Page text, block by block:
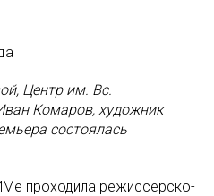
Центр им. Вс.
Комаров, художник
состоялась
проходила режиссерско-